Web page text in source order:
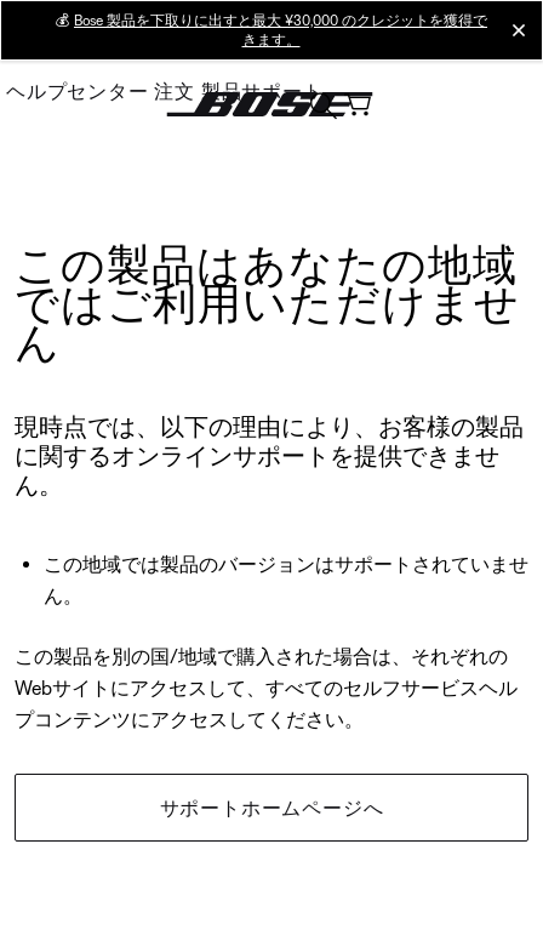
Main
💰 Bose 製品を下取りに出すと最大 ¥30,000 のクレジットを獲得で
きます。
ヘルプセンター 注文 製品サポート
この製品はあなたの地域
ではご利用いただけませ
ん
現時点では、以下の理由により、お客様の製品
に関するオンラインサポートを提供できませ
ん。
この地域では製品のバージョンはサポートされていませ
ん。
この製品を別の国/地域で購入された場合は、それぞれの
Webサイトにアクセスして、すべてのセルフサービスヘル
プコンテンツにアクセスしてください。
サポートホームページへ